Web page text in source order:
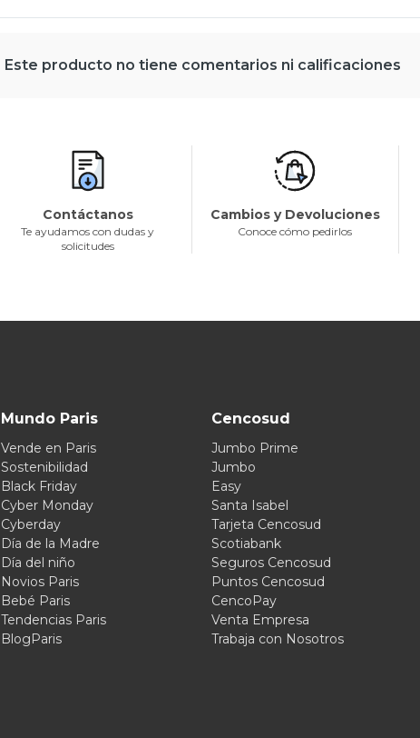
Este producto no tiene comentarios ni calificaciones
Contáctanos
Te ayudamos con dudas y
solicitudes
Cambios y Devoluciones
Conoce cómo pedirlos
Mundo Paris
Vende en Paris
Sostenibilidad
Black Friday
Cyber Monday
Cyberday
Día de la Madre
Día del niño
Novios Paris
Bebé Paris
Tendencias Paris
BlogParis
Cencosud
Jumbo Prime
Jumbo
Easy
Santa Isabel
Tarjeta Cencosud
Scotiabank
Seguros Cencosud
Puntos Cencosud
CencoPay
Venta Empresa
Trabaja con Nosotros